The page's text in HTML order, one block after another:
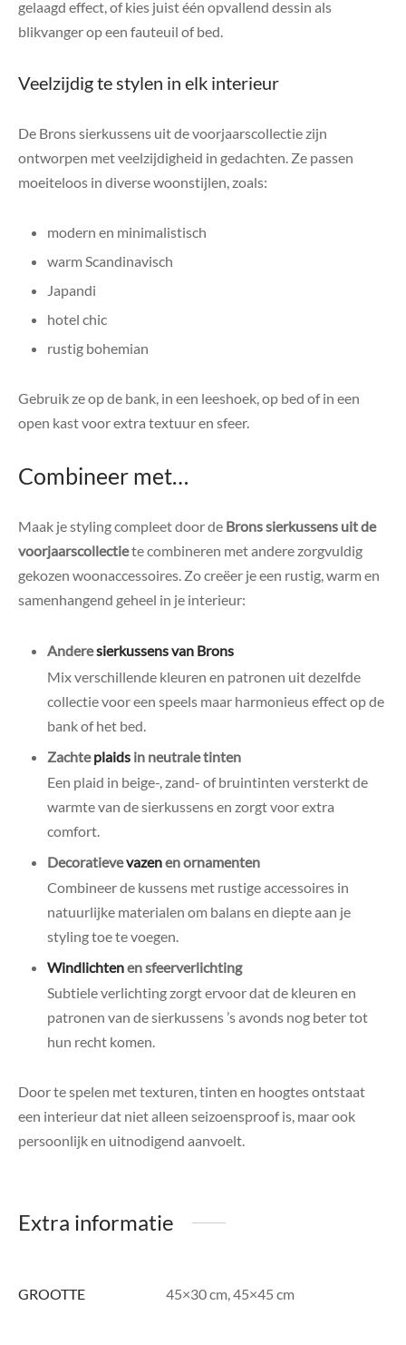
gelaagd effect, of kies juist één opvallend dessin als
blikvanger op een fauteuil of bed.
Veelzijdig te stylen in elk interieur
De Brons sierkussens uit de voorjaarscollectie zijn
ontworpen met veelzijdigheid in gedachten. Ze passen
moeiteloos in diverse woonstijlen, zoals:
modern en minimalistisch
warm Scandinavisch
Japandi
hotel chic
rustig bohemian
Gebruik ze op de bank, in een leeshoek, op bed of in een
open kast voor extra textuur en sfeer.
Combineer met…
Maak je styling compleet door de Brons sierkussens uit de
voorjaarscollectiete combineren met andere zorgvuldig
gekozen woonaccessoires. Zo creëer je een rustig, warm en
samenhangend geheel in je interieur:
Anderesierkussens van Brons
Mix verschillende kleuren en patronen uit dezelfde
collectie voor een speels maar harmonieus effect op de
bank of het bed.
Zachteplaidsin neutrale tinten
Een plaid in beige-, zand- of bruintinten versterkt de
warmte van de sierkussens en zorgt voor extra
comfort.
Decoratievevazenen ornamenten
Combineer de kussens met rustige accessoires in
natuurlijke materialen om balans en diepte aan je
styling toe te voegen.
Windlichtenen sfeerverlichting
Subtiele verlichting zorgt ervoor dat de kleuren en
patronen van de sierkussens ’s avonds nog beter tot
hun recht komen.
Door te spelen met texturen, tinten en hoogtes ontstaat
een interieur dat niet alleen seizoensproof is, maar ook
persoonlijk en uitnodigend aanvoelt.
Extra informatie
GROOTTE 45×30 cm, 45×45 cm